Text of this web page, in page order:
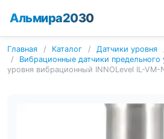
Альмира2030
Главная / Каталог / Датчики уровня
/
Вибрационные датчики предельного
уровня вибрационный INNOLevel IL-VM-